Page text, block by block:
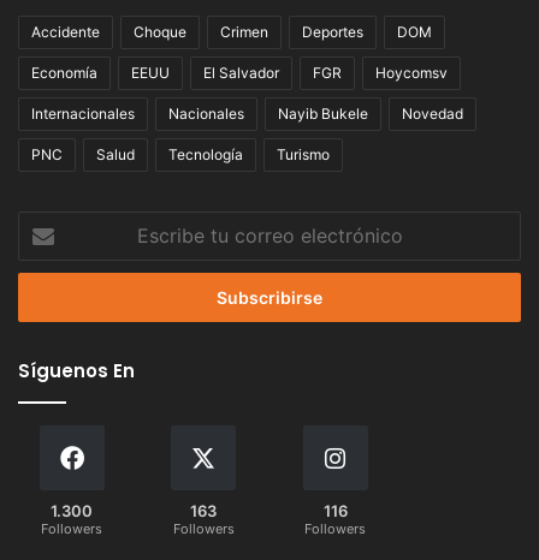
Accidente Choque Crimen Deportes DOM
Economía EEUU El Salvador FGR Hoycomsv
Internacionales Nacionales Nayib Bukele Novedad
PNC Salud Tecnología Turismo
tu
correo
Síguenos En
1.300
Followers
163
Followers
116
Followers